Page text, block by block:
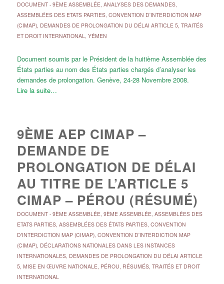
DOCUMENT- 9ÈME ASSEMBLÉE, ANALYSES DES DEMANDES,
ASSEMBLÉES DES ETATS PARTIES, CONVENTION D'INTERDICTION MAP
(CIMAP), DEMANDES DE PROLONGATION DU DÉLAI ARTICLE 5, TRAITÉS
ET DROIT INTERNATIONAL, YÉMEN
Document soumis par le Président de la huitième Assemblée des
États parties au nom des États parties chargés d’analyser les
demandes de prolongation. Genève, 24-28 Novembre 2008.
Lire la suite…
9ÈME AEP CIMAP –
DEMANDE DE
PROLONGATION DE DÉLAI
AU TITRE DE L’ARTICLE 5
CIMAP – PÉROU (RÉSUMÉ)
DOCUMENT- 9ÈME ASSEMBLÉE, 9ÈME ASSEMBLÉE, ASSEMBLÉES DES
ETATS PARTIES, ASSEMBLÉES DES ÉTATS PARTIES, CONVENTION
D'INTERDICTION MAP (CIMAP), CONVENTION D'INTERDICTION MAP
(CIMAP), DÉCLARATIONS NATIONALES DANS LES INSTANCES
INTERNATIONALES, DEMANDES DE PROLONGATION DU DÉLAI ARTICLE
5, MISE EN ŒUVRE NATIONALE, PÉROU, RÉSUMÉS, TRAITÉS ET DROIT
INTERNATIONAL